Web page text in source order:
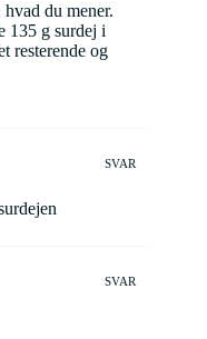
du mener.
135 g surdej i
resterende og
SVAR
SVAR